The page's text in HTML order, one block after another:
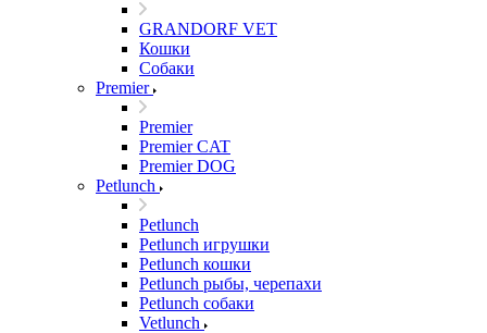
GRANDORF VET
Кошки
Собаки
Premier
Premier
Premier CAT
Premier DOG
Petlunch
Petlunch
Petlunch игрушки
Petlunch кошки
Petlunch рыбы, черепахи
Petlunch собаки
Vetlunch